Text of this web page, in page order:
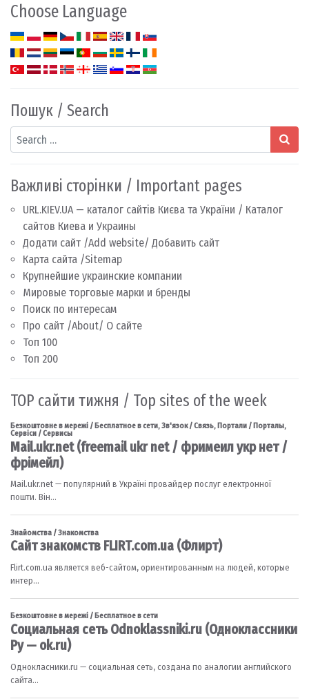
Choose Language
Пошук / Search
Search
Важливі сторінки / Important pages
URL.KIEV.UA — каталог сайтів Києва та України / Каталог
сайтов Киева и Украины
Додати сайт /Add website/ Добавить сайт
Карта сайта /Sitemap
Крупнейшие украинские компании
Мировые торговые марки и бренды
Поиск по интересам
Про сайт /About/ О сайте
Топ 100
Топ 200
TOP сайти тижня / Top sites of the week